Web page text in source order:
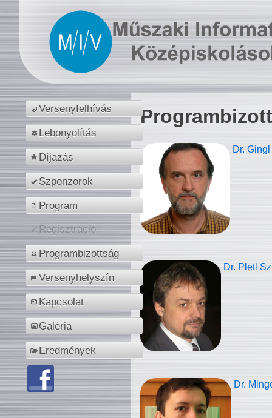
Versenyfelhívás
Lebonyolítás
Díjazás
Szponzorok
Program
Regisztráció
Programbizottság
Versenyhelyszín
Kapcsolat
Galéria
Eredmények
Dr.
Dr. Pletl
Dr.